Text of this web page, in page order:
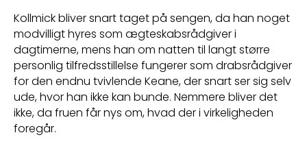
Kollmick bliver snart taget på sengen, da han noget
modvilligt hyres som ægteskabsrådgiver i
dagtimerne, mens han om natten til langt større
personlig tilfredsstillelse fungerer som drabsrådgiver
for den endnu tvivlende Keane, der snart ser sig selv
ude, hvor han ikke kan bunde. Nemmere bliver det
ikke, da fruen får nys om, hvad der i virkeligheden
foregår.